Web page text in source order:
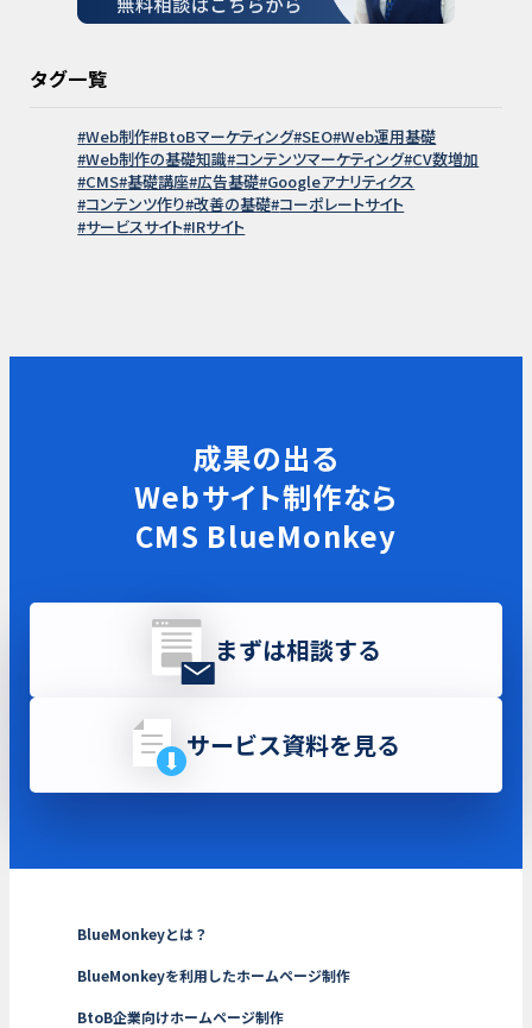
タグ一覧
Web制作 BtoBマーケティング SEO Web運用基礎
Web制作の基礎知識 コンテンツマーケティング CV数増加
CMS 基礎講座 広告基礎 Googleアナリティクス
コンテンツ作り 改善の基礎 コーポレートサイト
サービスサイト IRサイト
成果の出る
Webサイト制作なら
CMS BlueMonkey
まずは相談する
サービス資料を見る
BlueMonkeyとは？
BlueMonkeyを利用したホームページ制作
BtoB企業向けホームページ制作